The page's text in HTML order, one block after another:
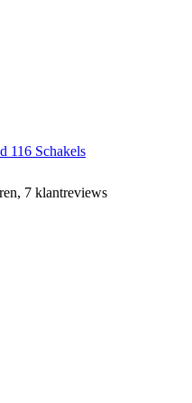
116 Schakels
7 klantreviews